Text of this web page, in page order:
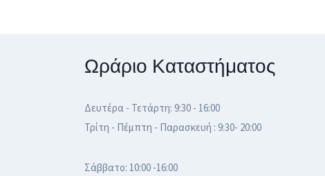
Ωράριο Καταστήματος
Δευτέρα - Τετάρτη: 9:30 - 16:00
Τρίτη - Πέμπτη - Παρασκευή : 9:30- 20:00
Σάββατο: 10:00 -16:00